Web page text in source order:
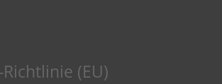
(EU)